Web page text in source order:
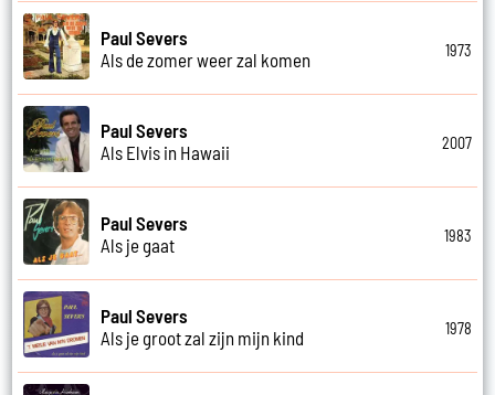
Paul Severs
Als de zomer weer zal komen
1973
Paul Severs
Als Elvis in Hawaii
2007
Paul Severs
Als je gaat
1983
Paul Severs
Als je groot zal zijn mijn kind
1978